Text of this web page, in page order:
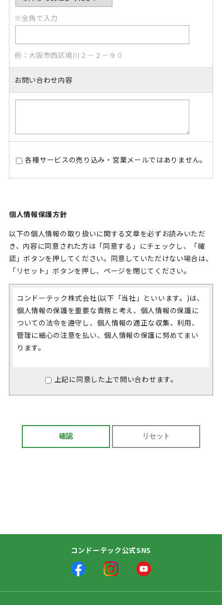
※全角で入力
例：大阪市西区境川２－２－９０
お問い合わせ内容
各種サービスの売り込み・営業メールではありません。
個人情報保護方針
以下の個人情報の取り扱いに関する文章を必ずお読みいただ
き、内容に同意された方は「同意する」にチェックし、「確
認」ボタンを押してください。同意していただけない場合は、
「リセット」ボタンを押し、ページを閉じてください。
コンドーテック株式会社(以下「当社」といいます。)は、
個人情報の保護を重要な責務と考え、個人情報の保護に
ついての法令を遵守し、個人情報の適正な収集、利用、
管理に細心の注意を払い、個人情報の保護に努めてまい
ります。
1. 個人情報
2. 個人情報の利用目的
めの資料作成を含みます）
②製品、商品、サービスの説明・提案、各種お問
い合わせの回答、カタログ等の送付
③契約または債権債務関係の履行または権利行使
上記に同意した上で問い合わせます。
コンドーテック公式SNS